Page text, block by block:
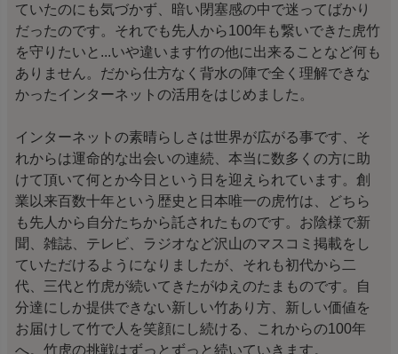
ていたのにも気づかず、暗い閉塞感の中で迷ってばかり
だったのです。それでも先人から100年も繋いできた虎竹
を守りたいと...いや違います竹の他に出来ることなど何も
ありません。だから仕方なく背水の陣で全く理解できな
かったインターネットの活用をはじめました。
インターネットの素晴らしさは世界が広がる事です、そ
れからは運命的な出会いの連続、本当に数多くの方に助
けて頂いて何とか今日という日を迎えられています。創
業以来百数十年という歴史と日本唯一の虎竹は、どちら
も先人から自分たちから託されたものです。お陰様で新
聞、雑誌、テレビ、ラジオなど沢山のマスコミ掲載をし
ていただけるようになりましたが、それも初代から二
代、三代と竹虎が続いてきたがゆえのたまものです。自
分達にしか提供できない新しい竹あり方、新しい価値を
お届けして竹で人を笑顔にし続ける、これからの100年
へ。竹虎の挑戦はずっとずっと続いていきます。